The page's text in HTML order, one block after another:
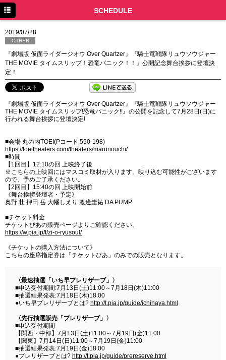
SCHEDULE
2019/07/28
OTHER
『劇場版 仮面ライダージオウ Over Quartzer』『騎士竜戦隊リュウソウジャー
THE MOVIE タイムスリップ！恐竜パニック！！』公開記念舞台挨拶に登壇決
定！
『劇場版 仮面ライダージオウ Over Quartzer』『騎士竜戦隊リュウソウジャー
THE MOVIE タイムスリップ!恐竜パニック!!』の公開を記念して7月28日(日)に
行われる舞台挨拶に登壇決定!
■会場 丸の内TOEI(Pコード:550-198)
https://toeitheaters.com/theaters/marunouchi/
■時間
【1回目】12:10の回 上映終了後
※こちらの上映回にはマスコミ取材が入ります。映り込む可能性がございます
ので、予めご了承ください。
【2回目】15:40の回 上映開始前
《舞台挨拶登壇者・予定》
奥野 壮 押田 岳 大幡しえり 渡邊圭祐 DA PUMP
■チケット料金
チケットぴあの販売ページよりご確認ください。
https://w.pia.jp/t/zi-o-ryusoul/
《チケットの購入方法について》
こちらの座席指定券は「チケットぴあ」のみでの販売となります。
〈最速抽選「いち早プレリザーブ」〉
■申込受付期間:7月13日(土)11:00～7月18日(木)11:00
■抽選結果発表:7月18日(木)18:00
●いち早プレリザーブとは? http://t.pia.jp/guide/ichihaya.html
〈先行抽選販売「プレリザーブ」〉
■申込受付期間
【関西・中部】7月13日(土)11:00～7月19日(金)11:00
【関東】7月14日(日)11:00～7月19日(金)11:00
■抽選結果発表:7月19日(金)18:00
●プレリザーブとは? http://t.pia.jp/guide/prereserve.html
NEWS
DISCOGRAPHY
PROFILE
MOVIE
YouTube
BLOG
Facebook
Twitter
DPC